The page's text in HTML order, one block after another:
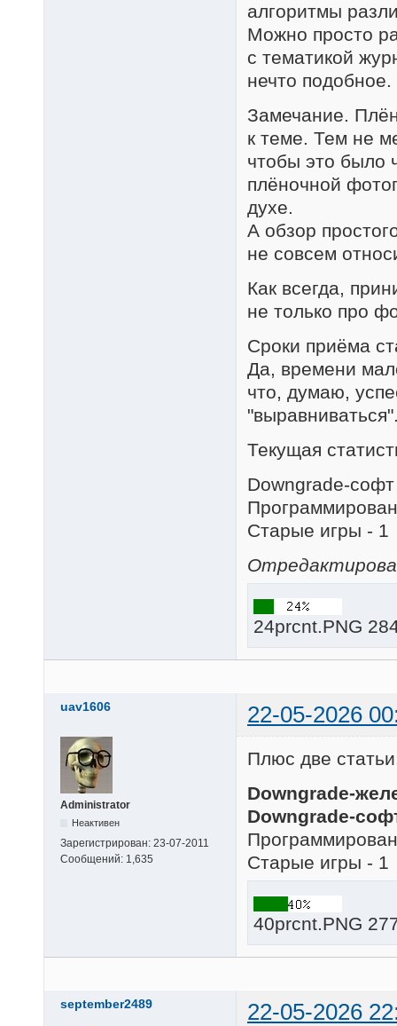
алгоритмы
Можно просто
с тематикой
нечто подобное.
Замечание.
к теме. Тем не
чтобы это было
плёночной
духе.
А обзор
не совсем
Как всегда,
не только про
Сроки приёма
Да, времени
что, думаю,
Текущая
Downgrade-
Старые игры - 1
24prcnt.PNG
uav1606 22-05-2026
Administrator
Неактивен
Зарегистрирован: 23-07-2011
Сообщений: 1,635
Плюс две
Downgrade-
Downgrade-
Старые игры - 1
40prcnt.PNG
september2489 22-05-2026